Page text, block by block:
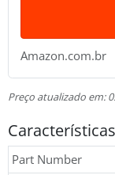
Amazon.com.br
Preço atualizado em:
Características
Part Number